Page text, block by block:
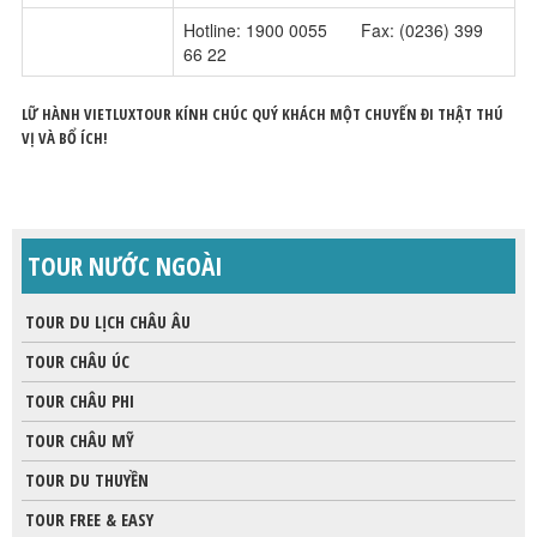
Hotline: 1900 0055 Fax: (0236) 399
66 22
LỮ HÀNH VIETLUXTOUR KÍNH CHÚC QUÝ KHÁCH MỘT CHUYẾN ĐI THẬT THÚ
VỊ VÀ BỔ ÍCH!
TOUR NƯỚC NGOÀI
TOUR DU LỊCH CHÂU ÂU
TOUR CHÂU ÚC
TOUR CHÂU PHI
TOUR CHÂU MỸ
TOUR DU THUYỀN
TOUR FREE & EASY